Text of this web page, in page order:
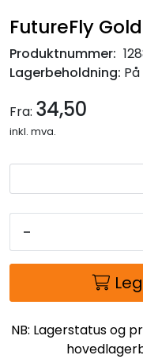
FutureFly
Produktnummer:
Lagerbeholdning:
Fra: 34,50
inkl. mva.
-
NB: Lagerstatus og